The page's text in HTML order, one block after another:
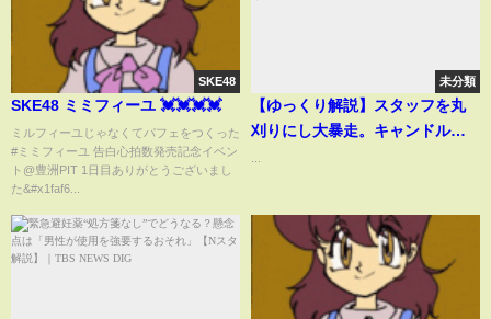
SKE48
SKE48 ミミフィーユ 💓💓💓💓
ミルフィーユじゃなくてパフェをつくった
#ミミフィーユ 告白心拍数発売記念イベン
ト@豊洲PIT 1日目ありがとうございまし
た&#x1faf6...
未分類
【ゆっくり解説】スタッフを丸
刈りにし大暴走。キャンドルジ